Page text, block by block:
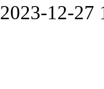
2023-12-27